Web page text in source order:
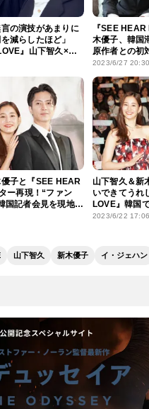
言の演技があまりに
減らしたほど」
』山下智久×
が対談
『SEE
木優子、韓国
原作者との初
け取り「感謝
2023/6/27 20:30
子と『SEE HEAR
ー再現！“ファン
国記者会見を現地レ
山下智久＆新
いできてうれ
LOVE』韓国
ポート！
2023/6/22 17:06
山下智久 新木優子 イ・ジェハン